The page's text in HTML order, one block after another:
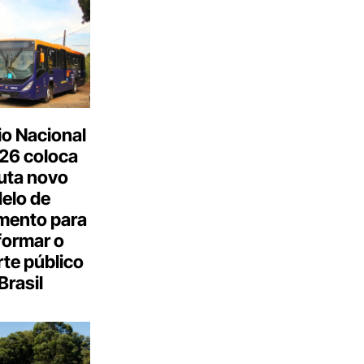
Nacional
coloca
novo
de
para
o
público